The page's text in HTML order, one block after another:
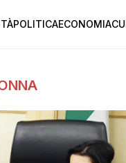
POLITICAECONOMIA